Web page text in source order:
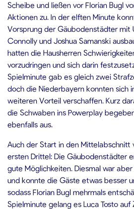
Scheibe und ließen vor Florian Bugl
Aktionen zu. In der elften Minute
Vorsprung der Gäubodenstädter mit
Connolly und Joshua Samanski
hatten die Hausherren
vorzudringen und sich darin
Spielminute gab es gleich zwei
doch die Niederbayern konnten sich
weiteren Vorteil verschaffen. Kurz
die Schwaben ins Powerplay
ebenfalls aus.
Auch der Start in den Mittelabschnitt
ersten Drittel: Die Gäubodenstädter
gute Möglichkeiten. Diesmal war
und konnte die Gäste etwas besser
sodass Florian Bugl mehrmals
Spielminute gelang es Luca Tosto